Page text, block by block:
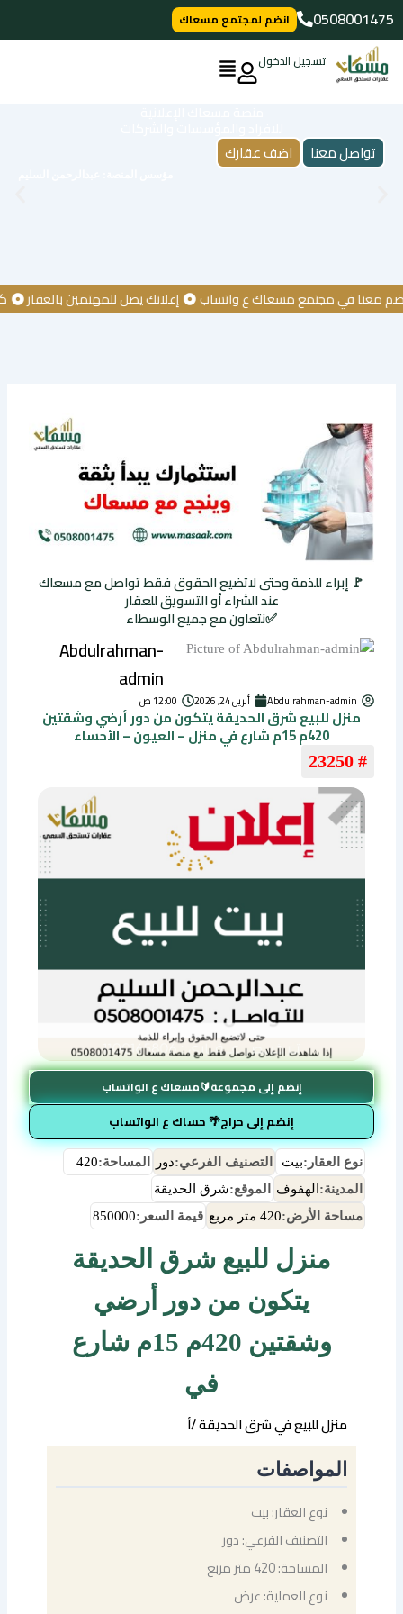
تخطي
إلى
المحتوى
0508001475
انضم لمجتمع مسعاك
تسجيل الدخول
تواصل معنا اضف عقارك
في مجتمع مسعاك ع واتساب إعلانك يصل للمهتمين بالعقار كن
🚩 إبراء للذمة وحتى لاتضيع الحقوق فقط تواصل مع مسعاك
عند الشراء أو التسويق للعقار
✅نتعاون مع جميع الوسطاء
Abdulrahman-
admin
Abdulrahman-admin أبريل 24, 2026 12:00 ص
منزل للبيع شرق الحديقة يتكون من دور أرضي وشقتين
420م 15م شارع في منزل – العيون – الأحساء
# 23250
إنضم إلى مجموعة🔰مسعاك ع الواتساب
إنضم إلى حراج🌴 حساك ع الواتساب
نوع العقار:بيت التصنيف الفرعي:دور المساحة:420
المدينة: الهفوف الموقع:شرق الحديقة
مساحة الأرض:420 متر مربع قيمة السعر:850000
منزل للبيع شرق الحديقة
يتكون من دور أرضي
وشقتين 420م 15م شارع
في
منزل للبيع في شرق الحديقة /أ
المواصفات
نوع العقار: بيت
التصنيف الفرعي: دور
المساحة: 420 متر مربع
نوع العملية: عرض